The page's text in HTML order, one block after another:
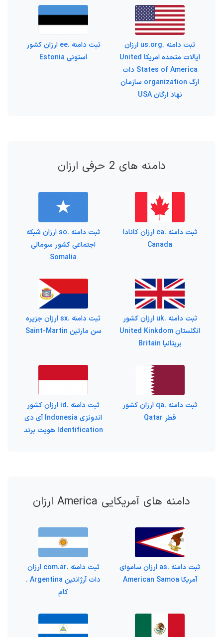
ثبت دامنه .us.org ارزان
ایالات متحده آمریکا United
States of America دات
ارگ organization سازمان
نهاد ارگان USA
ثبت دامنه .ee ارزان کشور
استونی Estonia
دامنه های 2 حرفی ارزان
ثبت دامنه .ca ارزان کانادا
Canada
ثبت دامنه .so ارزان شبکه
اجتماعی کشور سومالی
Somalia
ثبت دامنه .uk ارزان کشور
انگلستان United Kinkdom
بریتانیا Britain
ثبت دامنه .sx ارزان جزیره
سن مارتین Saint-Martin
ثبت دامنه .qa ارزان کشور
قطر Qatar
ثبت دامنه .id ارزان کشور
اندونزی Indonesia آی دی
Identification هویت برند
دامنه های آمریکایی America ارزان
ثبت دامنه .as ارزان ساموآی
آمریکا American Samoa
ثبت دامنه .com.ar ارزان
دات آرژانتین Argentina .
کام